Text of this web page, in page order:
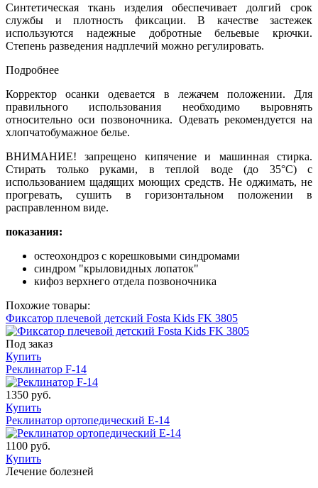
Синтетическая ткань изделия обеспечивает долгий срок
службы и плотность фиксации. В качестве застежек
используются надежные добротные бельевые крючки.
Степень разведения надплечий можно регулировать.
Подробнее
Корректор осанки одевается в лежачем положении. Для
правильного использования необходимо выровнять
относительно оси позвоночника. Одевать рекомендуется на
хлопчатобумажное белье.
ВНИМАНИЕ! запрещено кипячение и машинная стирка.
Стирать только руками, в теплой воде (до 35°С) с
использованием щадящих моющих средств. Не оджимать, не
прогревать, сушить в горизонтальном положении в
расправленном виде.
показания:
остеохондроз с корешковыми синдромами
синдром "крыловидных лопаток"
кифоз верхнего отдела позвоночника
Похожие товары:
Фиксатор плечевой детский Fosta Kids FK 3805
Под заказ
Купить
Реклинатор F-14
1350 руб.
Купить
Реклинатор ортопедический Е-14
1100 руб.
Купить
Лечение болезней